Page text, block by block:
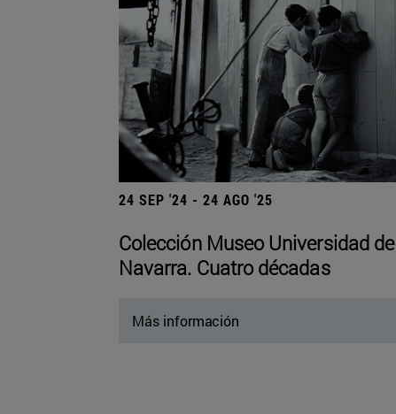
24 SEP '24 - 24 AGO '25
Colección Museo Universidad de
Navarra. Cuatro décadas
Más información